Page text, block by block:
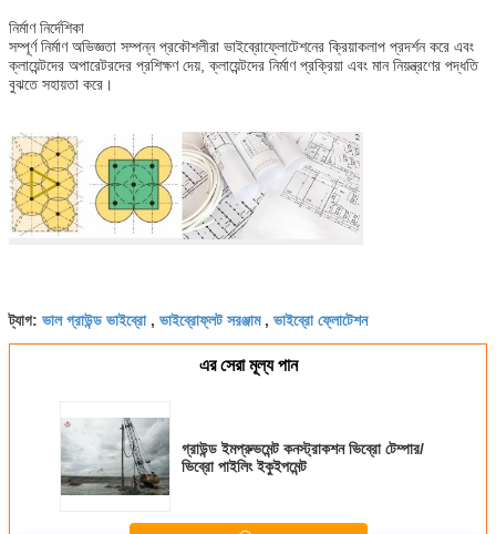
নির্মাণ নির্দেশিকা
সম্পূর্ণ নির্মাণ অভিজ্ঞতা সম্পন্ন প্রকৌশলীরা ভাইব্রোফ্লোটেশনের ক্রিয়াকলাপ প্রদর্শন করে এবং
ক্লায়েন্টদের অপারেটরদের প্রশিক্ষণ দেয়, ক্লায়েন্টদের নির্মাণ প্রক্রিয়া এবং মান নিয়ন্ত্রণের পদ্ধতি
বুঝতে সহায়তা করে।
ট্যাগ: ভাল গ্রাউন্ড ভাইব্রো, ভাইব্রোফ্লট সরঞ্জাম, ভাইব্রো ফ্লোটেশন
এর সেরা মূল্য পান
গ্রাউন্ড ইমপ্রুভমেন্ট কনস্ট্রাকশন ভিব্রো টেম্পার/
ভিব্রো পাইলিং ইকুইপমেন্ট